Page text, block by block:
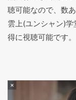
聴可能なので、数
雲上(ユンシャン)
得に視聴可能です。